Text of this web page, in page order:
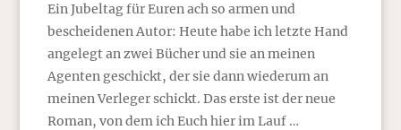
Ein Jubeltag für Euren ach so armen und
bescheidenen Autor: Heute habe ich letzte Hand
angelegt an zwei Bücher und sie an meinen
Agenten geschickt, der sie dann wiederum an
meinen Verleger schickt. Das erste ist der neue
Roman, von dem ich Euch hier im Lauf …